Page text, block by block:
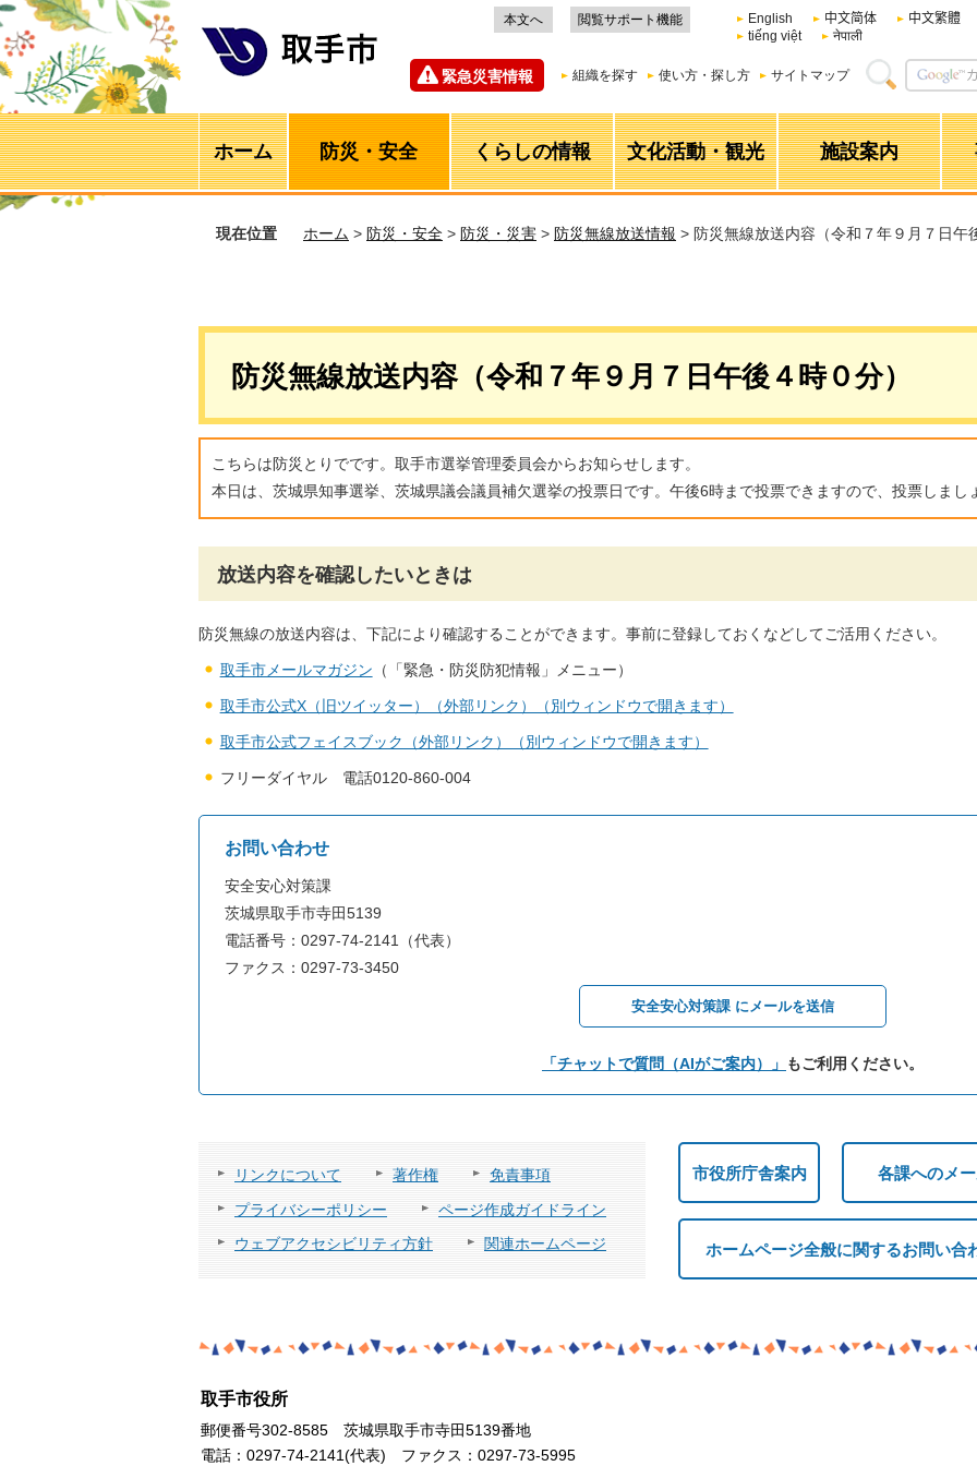
本文へ 閲覧サポート機能 English 中文简体
中文繁體
tiếng việt
नेपाली
緊急災害情報 組織を探す 使い方・探し方 サイトマップ
ホーム 防災・安全 くらしの情報 文化活動・観光 施設案内
現在位置 ホーム > 防災・安全 > 防災・災害 > 防災無線放送情報 > 防災無線放送内容（令和７年９月７日午
防災無線放送内容（令和７年９月７日午後４時０分）
こちらは防災とりでです。取手市選挙管理委員会からお知らせします。
本日は、茨城県知事選挙、茨城県議会議員補欠選挙の投票日です。午後6時まで投票できますので、投票しまし
放送内容を確認したいときは
防災無線の放送内容は、下記により確認することができます。事前に登録しておくなどしてご活用ください。
取手市メールマガジン （「緊急・防災防犯情報」メニュー）
取手市公式X（旧ツイッター）（外部リンク）（別ウィンドウで開きます）
取手市公式フェイスブック（外部リンク）（別ウィンドウで開きます）
フリーダイヤル 電話0120-860-004
お問い合わせ
安全安心対策課
茨城県取手市寺田5139
電話番号：0297-74-2141（代表）
ファクス：0297-73-3450
安全安心対策課 にメールを送信
「チャットで質問（AIがご案内）」 もご利用ください。
リンクについて 著作権
免責事項
プライバシーポリシー
ページ作成ガイドライン
ウェブアクセシビリティ方針
関連ホームページ
市役所庁舎案内 各課へのメ
ホームページ全般に関するお問い合
取手市役所
郵便番号302-8585 茨城県取手市寺田5139番地
電話：0297-74-2141(代表) ファクス：0297-73-5995